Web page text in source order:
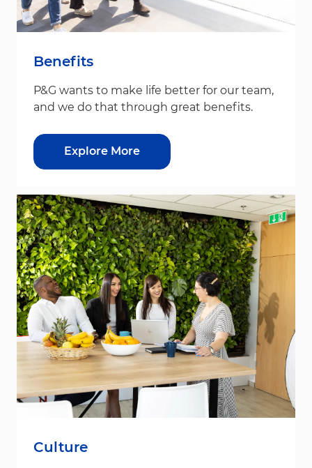
Benefits
P&G wants to make life better for our team,
and we do that through great benefits.
Explore More
Culture